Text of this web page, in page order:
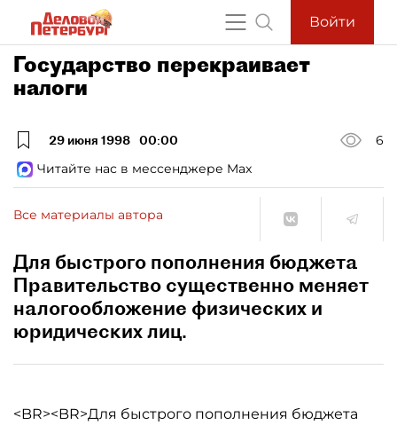
Войти
Государство перекраивает
налоги
29 июня 1998 00:00
6
Читайте нас в мессенджере Max
Все материалы автора
Для быстрого пополнения бюджета
Правительство существенно меняет
налогообложение физических и
юридических лиц.
<BR><BR>Для быстрого пополнения бюджета